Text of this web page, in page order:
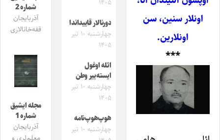
اونلار سنین، سن
اونلارین.
***
۱۴۰۵
دورنالار قاییداندا
چهارشنبه ۱۰ تیر
۱۴۰۵
ائله اوغول
ایسته‌ییر وطن
چهارشنبه ۱۰ تیر
۱۴۰۵
هوپ‌هوپ‌نامه
چهارشنبه ۱۰ تیر
شماره 2
آذربایجان
قفه‌خانالاری
مجله ایشیق
شماره 1
آذربایجان